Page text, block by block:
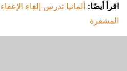
اقرأ أيضًا: ألمانيا تدرس إلغاء
المشفرة